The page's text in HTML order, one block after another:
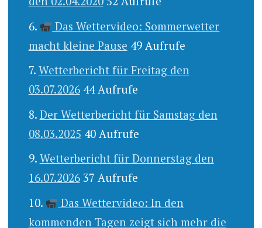
Das Wettervideo: Sommerwetter
macht kleine Pause 49 Aufrufe
Wetterbericht für Freitag den
03.07.2026 44 Aufrufe
Der Wetterbericht für Samstag den
08.03.2025 40 Aufrufe
Wetterbericht für Donnerstag den
16.07.2026 37 Aufrufe
Das Wettervideo: In den
kommenden Tagen zeigt sich mehr die